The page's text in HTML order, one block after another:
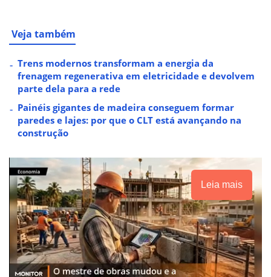
Veja também
Trens modernos transformam a energia da
frenagem regenerativa em eletricidade e devolvem
parte dela para a rede
Painéis gigantes de madeira conseguem formar
paredes e lajes: por que o CLT está avançando na
construção
Leia mais